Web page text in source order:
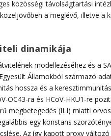
közösségi távolságtartási
a meglévő, illetve a
dinamikája
modellezéséhez és a
Államokból származó
hossza és a
OC43-ra és HCoV-HKU1-re
megbetegedés (ILI) miatti
egy konstans
Az így kapott proxy